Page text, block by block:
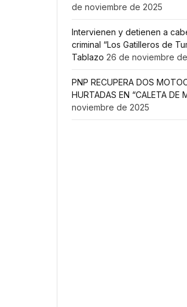
de noviembre de 2025
Intervienen y detienen a
criminal “Los Gatilleros de
Tablazo 26 de noviembre
PNP RECUPERA DOS
HURTADAS EN “CALETA DE
noviembre de 2025